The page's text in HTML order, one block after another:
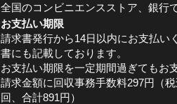
全国のコンビニエンスストア、銀行
お支払い期限
請求書発行から14日以内にお支払い
書にも記載しております。
お支払い期限を一定期間過ぎてもお
請求金額に回収事務手数料297円（
回、合計891円）